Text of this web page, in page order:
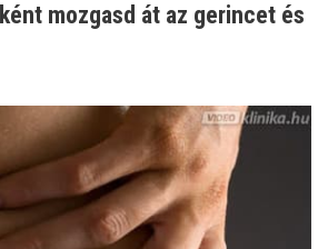
mozgasd át az gerincet és